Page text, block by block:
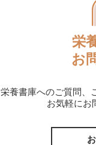
栄
お
栄養書庫へのご質問、
お気軽にお